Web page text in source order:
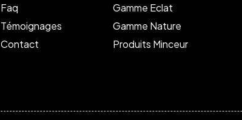
Faq
Témoignages
Contact
Gamme Eclat
Gamme Nature
Produits Minceur